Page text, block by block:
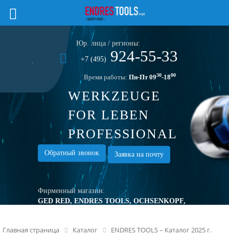
Юр. лица / регионы:
+7 (495) 924-55-33
Время работы: Пн-Пт 0930-1800
WERKZEUGE
FOR LEBEN
PROFESSIONAL
TOOLS
Обратный звонок Заявка на почту
Фирменный магазин:
GED RED, ENDRES TOOLS, OCHSENKOPF,
Главная страница Каталог
ENDRES TOOLS – Каталог 2025 г.